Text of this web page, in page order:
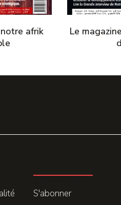
afrik
Le
S'abonner